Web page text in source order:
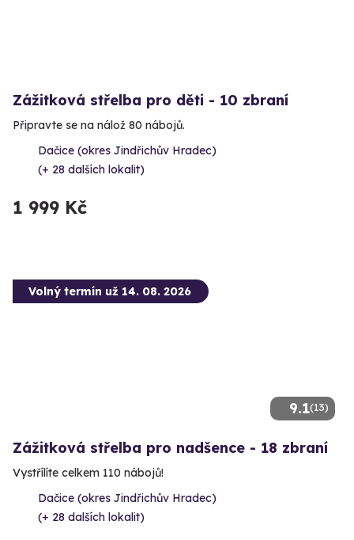
Zážitková střelba pro děti - 10 zbraní
Připravte se na nálož 80 nábojů.
Dačice (okres Jindřichův Hradec)
(+ 28 dalších lokalit)
1 999 Kč
9.1(13)
Volný termín už 14. 08. 2026
Zážitková střelba pro nadšence - 18 zbraní
Vystřílíte celkem 110 nábojů!
Dačice (okres Jindřichův Hradec)
(+ 28 dalších lokalit)